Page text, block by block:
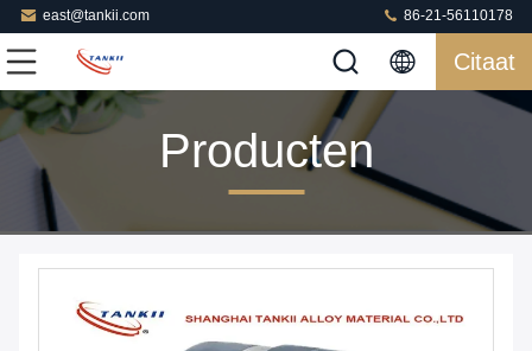
east@tankii.com 86-21-56110178
Citaat
Producten